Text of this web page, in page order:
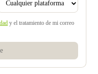
y el tratamiento de mi correo